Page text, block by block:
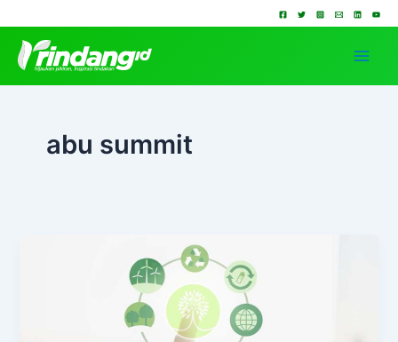
ke
konten
abu summit